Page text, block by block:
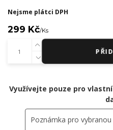
Nejsme plátci DPH
299 Kč/Ks
Využívejte pouze pro